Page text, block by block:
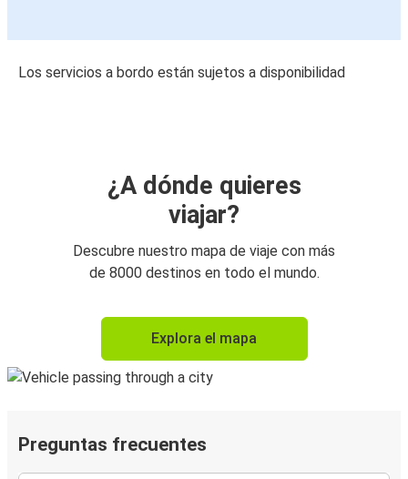
Los servicios a bordo están sujetos a disponibilidad
¿A dónde quieres
viajar?
Descubre nuestro mapa de viaje con más
de 8000 destinos en todo el mundo.
Explora el mapa
Preguntas frecuentes